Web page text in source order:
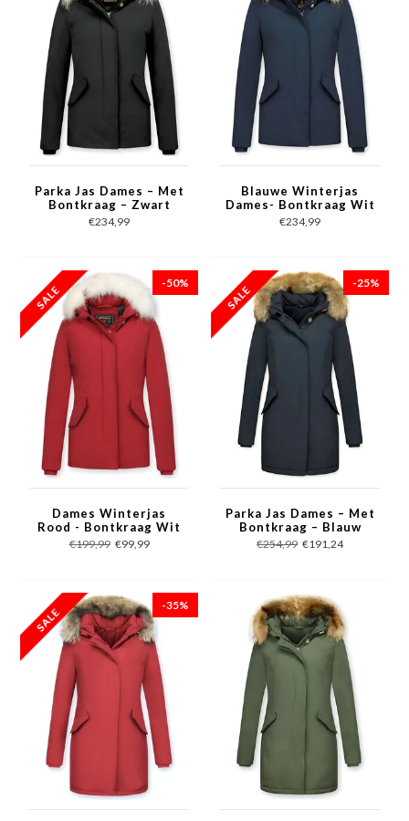
Parka Jas Dames – Met
Bontkraag – Zwart
€234,99
Blauwe Winterjas
Dames- Bontkraag Wit
- Winterjassen met
Bontkraag
€234,99
-50%
Dames Winterjas
Rood - Bontkraag Wit
- Winterjassen met
Bontkraag
€199,99 €99,99
-25%
Parka Jas Dames – Met
Bontkraag – Blauw
€254,99 €191,24
-35%